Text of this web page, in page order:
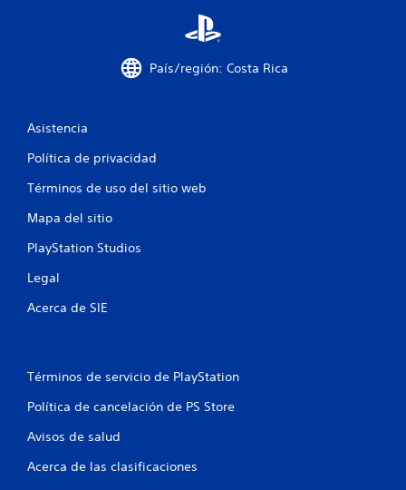
País/región: Costa Rica
Asistencia
Política de privacidad
Términos de uso del sitio web
Mapa del sitio
PlayStation Studios
Legal
Acerca de SIE
Términos de servicio de PlayStation
Política de cancelación de PS Store
Avisos de salud
Acerca de las clasificaciones